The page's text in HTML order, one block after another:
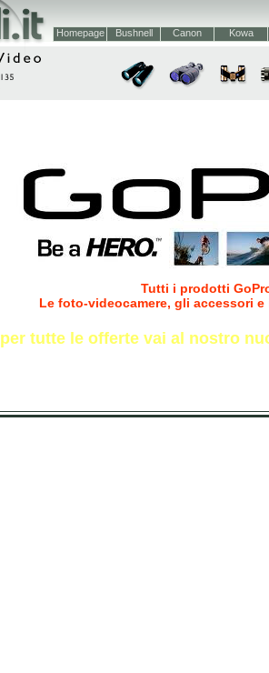
Tutti i prodotti
Le foto-videocamere, gli accessori
per tutte le offerte vai al nostro
Homepage Bushnell Canon Kowa